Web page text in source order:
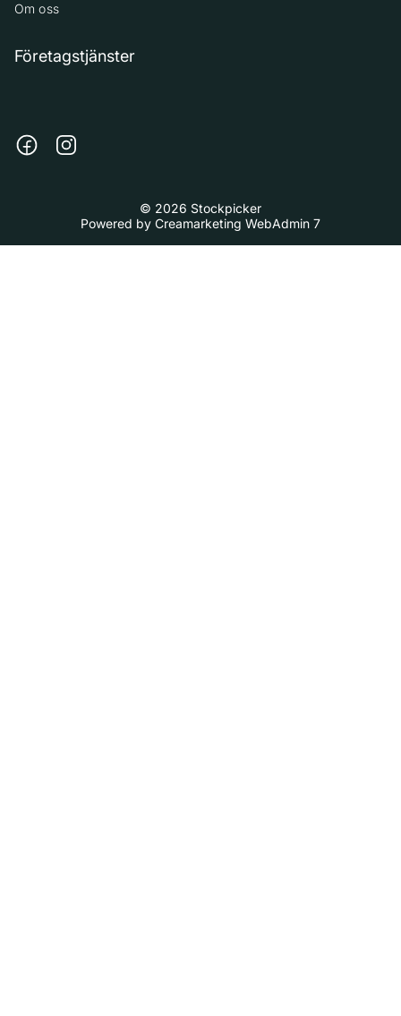
Om oss
Företagstjänster
© 2026 Stockpicker
Powered by Creamarketing WebAdmin 7